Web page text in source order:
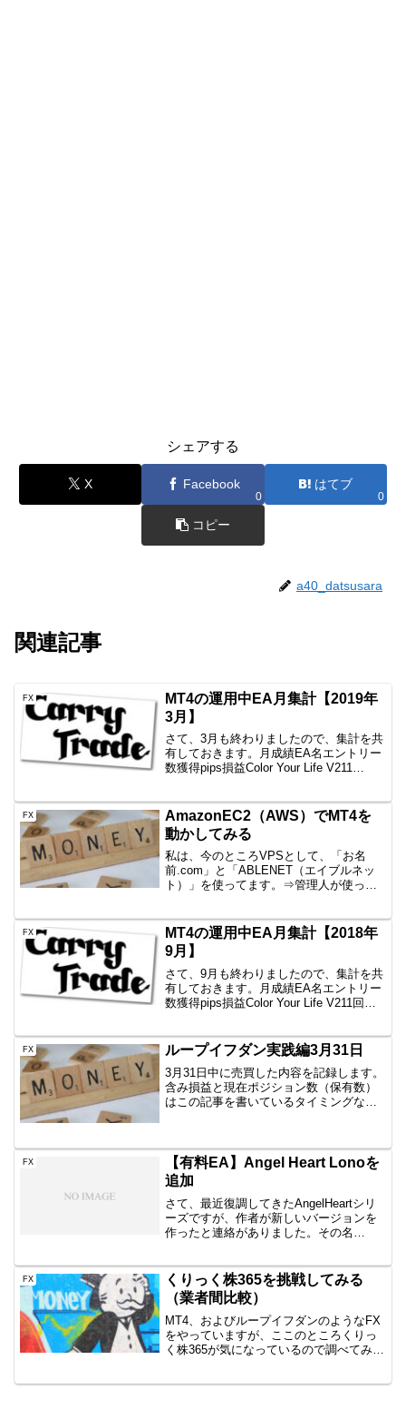
シェアする
X Facebook
0
はてブ
0
コピー
a40_datsusara
関連記事
FX
MT4の運用中EA月集計【2019年
3月】
さて、3月も終わりましたので、集計を共
有しておきます。月成績EA名エントリー
数獲得pips損益Color Your Life V211
FX
AmazonEC2（AWS）でMT4を
動かしてみる
私は、今のところVPSとして、「お名
前.com」と「ABLENET（エイブルネッ
ト）」を使ってます。⇒管理人が使って
ため、AWSを追加してみました。AWSの
説明もし...
FX
MT4の運用中EA月集計【2018年
9月】
さて、9月も終わりましたので、集計を共
有しておきます。月成績EA名エントリー
数獲得pips損益Color Your Life V211回
FX ループイフダン実践編3月31日
3月31日中に売買した内容を記録します。
含み損益と現在ポジション数（保有数）
はこの記事を書いているタイミングなの
1000通貨新...
FX
【有料EA】Angel Heart Lonoを
追加
さて、最近復調してきたAngelHeartシリ
ーズですが、作者が新しいバージョンを
作ったと連絡がありました。その名
PremiumRich...
FX
くりっく株365を挑戦してみる
（業者間比較）
MT4、およびループイフダンのようなFX
をやっていますが、ここのところくりっ
く株365が気になっているので調べてみま